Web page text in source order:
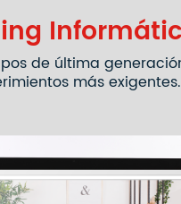
de última
más exigentes.